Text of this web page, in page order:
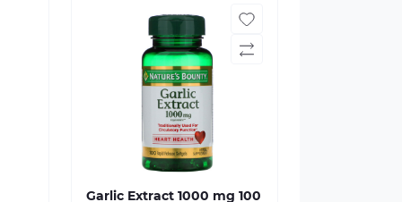
Garlic Extract 1000 mg 100